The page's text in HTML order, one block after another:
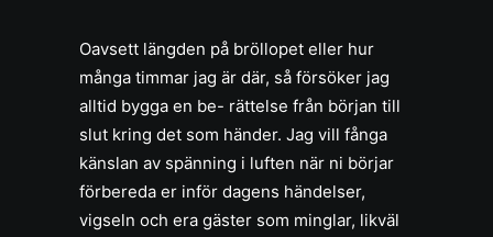
Oavsett längden på bröllopet eller hur
många timmar jag är där, så försöker jag
alltid bygga en be- rättelse från början till
slut kring det som händer. Jag vill fånga
känslan av spänning i luften när ni börjar
förbereda er inför dagens händelser,
vigseln och era gäster som minglar, likväl